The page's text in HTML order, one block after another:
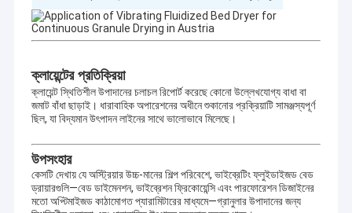
ক্লায়েন্টের প্রতিক্রিয়া
ক্লায়েন্ট স্থিতিশীল উপাদানের চলাচল রিপোর্ট করেছে কোনো উল্লেখযোগ্য বাধা বা
জমাট বাঁধা ছাড়াই। ধারাবাহিক অপারেশনের অধীনে শুকানোর প্রক্রিয়াটি সামঞ্জস্যপূর্ণ
ছিল, যা বিদ্যমান উৎপাদন লাইনের সাথে ভালোভাবে মিলেছে।
উপসংহার
কেসটি দেখায় যে অস্ট্রিয়ার উচ্চ-মানের শিল্প পরিবেশে, ভাইব্রেটিং ফ্লুইডাইজড বেড
ড্রায়ারগুলি—বেড ডাইমেনশন, ভাইব্রেশন ফ্রিকোয়েন্সি এবং পারফোরেশন ডিজাইনের
মতো অপ্টিমাইজড কাঠামোগত প্যারামিটারের মাধ্যমে—গ্রানুলার উপাদানের জন্য